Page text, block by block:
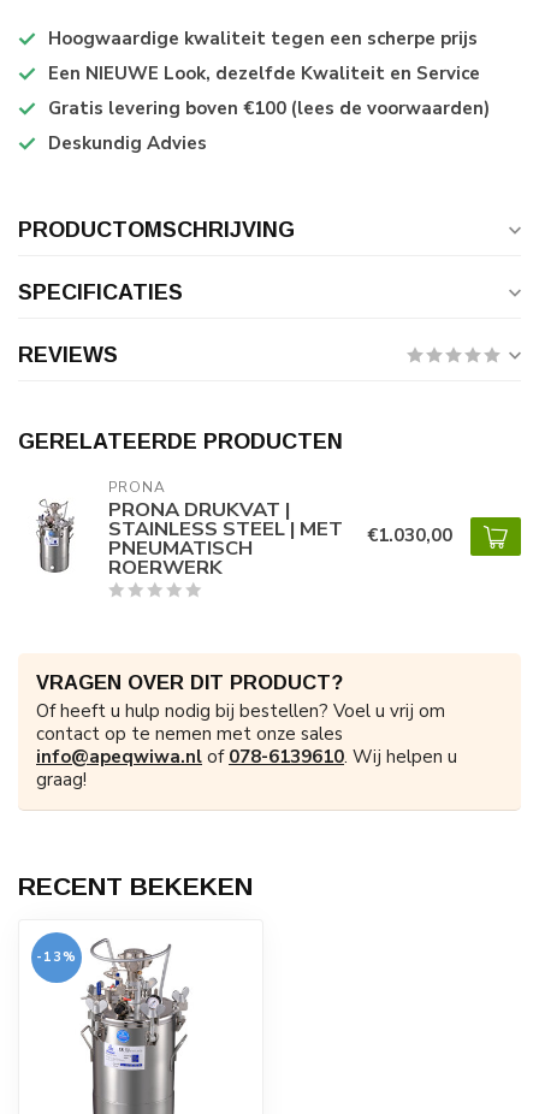
Hoogwaardige kwaliteit tegen een scherpe prijs
Een NIEUWE Look, dezelfde Kwaliteit en Service
Gratis levering boven €100 (lees de voorwaarden)
Deskundig Advies
PRODUCTOMSCHRIJVING
SPECIFICATIES
REVIEWS
GERELATEERDE PRODUCTEN
PRONA
PRONA DRUKVAT |
STAINLESS STEEL | MET
PNEUMATISCH
ROERWERK
€1.030,00
VRAGEN OVER DIT PRODUCT?
Of heeft u hulp nodig bij bestellen? Voel u vrij om
contact op te nemen met onze sales
info@apeqwiwa.nl of 078-6139610. Wij helpen u
graag!
RECENT BEKEKEN
-13%